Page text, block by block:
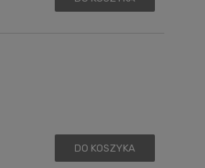
DO KOSZYKA